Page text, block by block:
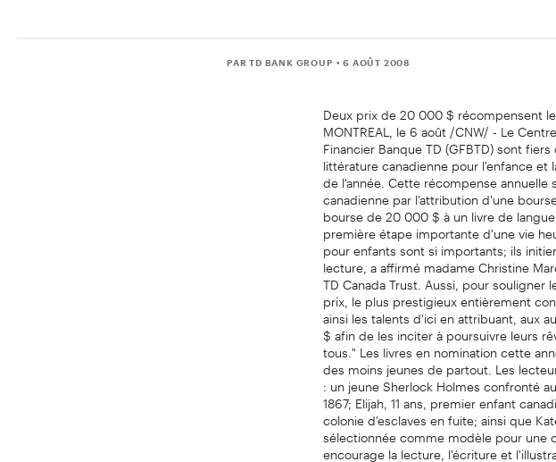
PAR TD BANK GROUP • 6 AOÛT 2008
Deux prix de 20 000 $ récompensent
MONTREAL, le 6 août /CNW/ - Le
Financier Banque TD (GFBTD) sont
littérature canadienne pour l'enfance
de l'année. Cette récompense
canadienne par l'attribution d'une
bourse de 20 000 $ à un livre de
première étape importante d'une vie
pour enfants sont si importants; ils
lecture, a affirmé madame Christine
TD Canada Trust. Aussi, pour
prix, le plus prestigieux entièrement
ainsi les talents d'ici en attribuant, aux
$ afin de les inciter à poursuivre leurs
tous." Les livres en nomination cette
des moins jeunes de partout. Les
: un jeune Sherlock Holmes confronté
1867; Elijah, 11 ans, premier enfant
colonie d'esclaves en fuite; ainsi que
sélectionnée comme modèle pour une
encourage la lecture, l'écriture et